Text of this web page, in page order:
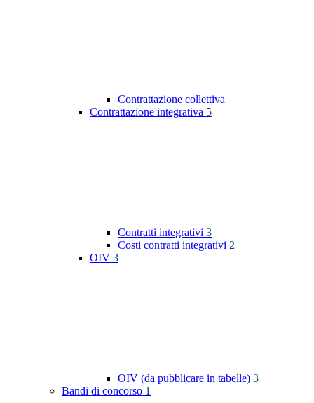
Contrattazione collettiva
Contrattazione integrativa 5
Contratti integrativi 3
Costi contratti integrativi 2
OIV 3
OIV (da pubblicare in tabelle) 3
Bandi di concorso 1